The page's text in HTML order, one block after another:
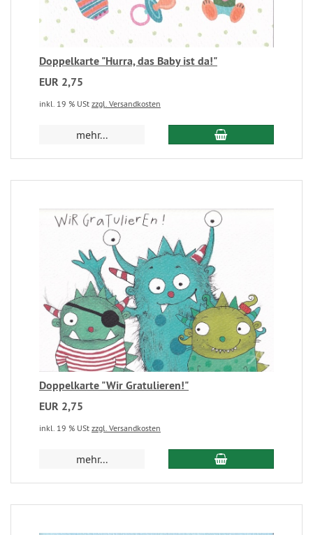
Doppelkarte "Hurra, das Baby ist da!"
EUR 2,75
inkl. 19 % USt zzgl. Versandkosten
mehr...
Doppelkarte "Wir Gratulieren!"
EUR 2,75
inkl. 19 % USt zzgl. Versandkosten
mehr...